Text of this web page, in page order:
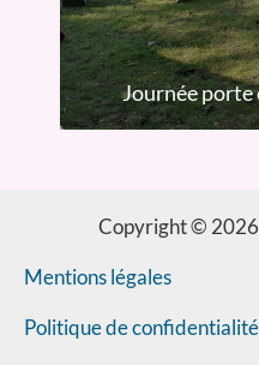
Journée porte
Copyright © 2026
Mentions légales
Politique de confidentialité